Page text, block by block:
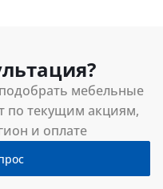
мебельные
по текущим акциям,
и оплате